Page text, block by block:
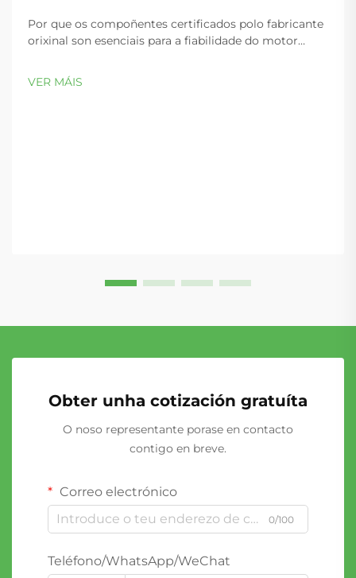
Por que os compoñentes certificados polo fabricante
orixinal son esenciais para a fiabilidade do motor
certificación do fabricante orixinal prevén a falla do
turbocompresor e do colector. O motor turbo M274
VER MÁIS
Obter unha cotización gratuíta
O noso representante porase en contacto
contigo en breve.
Correo electrónico
0/100
Teléfono/WhatsApp/WeChat